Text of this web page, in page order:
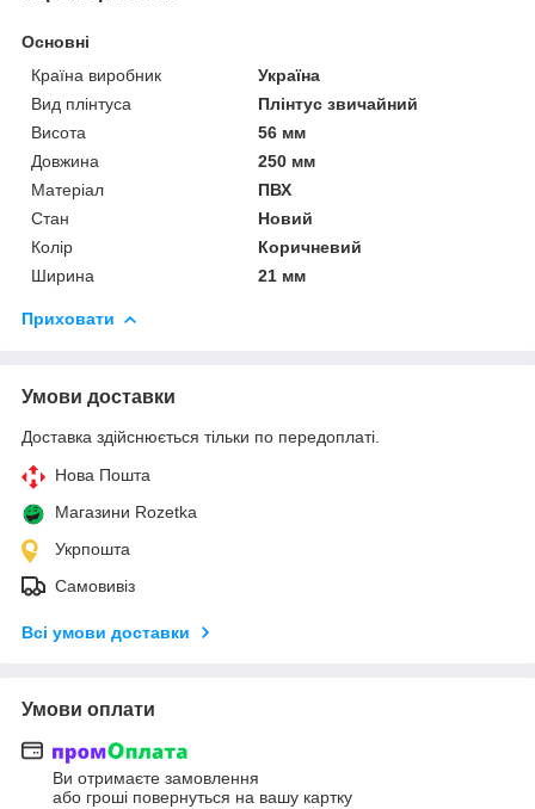
Основні
Країна виробник
Україна
Вид плінтуса
Плінтус звичайний
Висота
56 мм
Довжина
250 мм
Матеріал
ПВХ
Стан
Новий
Колір
Коричневий
Ширина
21 мм
Приховати
Умови доставки
Доставка здійснюється тільки по передоплаті.
Нова Пошта
Магазини Rozetka
Укрпошта
Самовивіз
Всі умови доставки
Умови оплати
Ви отримаєте замовлення
або гроші повернуться на вашу картку